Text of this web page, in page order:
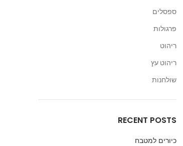
ספסלים
פרגולות
ריהוט
ריהוט עץ
שולחנות
RECENT POSTS
כיורים למטבח